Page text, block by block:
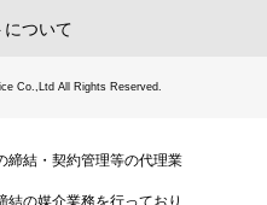
について
Co.,Ltd All Rights Reserved.
締結・契約管理等の代理業
結の媒介業務を行っており